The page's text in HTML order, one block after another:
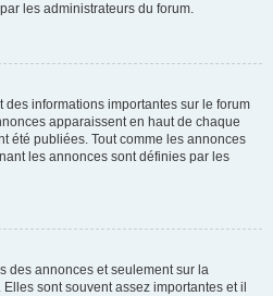
les administrateurs du forum.
informations importantes sur le forum
apparaissent en haut de chaque
été publiées. Tout comme les annonces
les annonces sont définies par les
des annonces et seulement sur la
sont souvent assez importantes et il